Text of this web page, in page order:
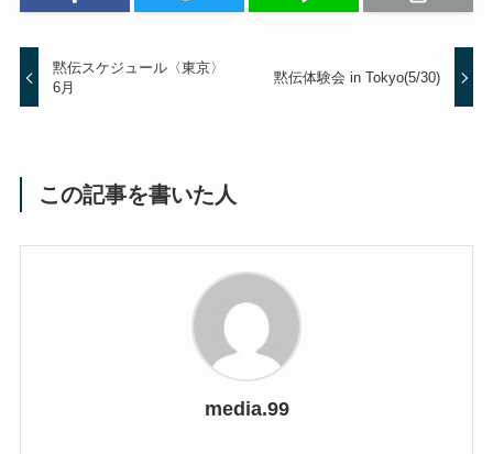
黙伝スケジュール〈東京〉
6月
黙伝体験会 in Tokyo(5/30)
この記事を書いた人
media.99